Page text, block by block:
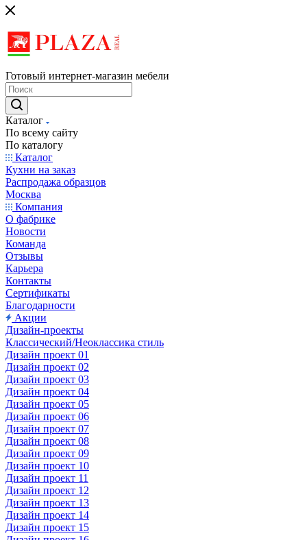
Готовый интернет-магазин мебели
Каталог
По всему сайту
По каталогу
Каталог
Кухни на заказ
Распродажа образцов
Москва
Компания
О фабрике
Новости
Команда
Отзывы
Карьера
Контакты
Сертификаты
Благодарности
Акции
Дизайн-проекты
Классический/Неоклассика стиль
Дизайн проект 01
Дизайн проект 02
Дизайн проект 03
Дизайн проект 04
Дизайн проект 05
Дизайн проект 06
Дизайн проект 07
Дизайн проект 08
Дизайн проект 09
Дизайн проект 10
Дизайн проект 11
Дизайн проект 12
Дизайн проект 13
Дизайн проект 14
Дизайн проект 15